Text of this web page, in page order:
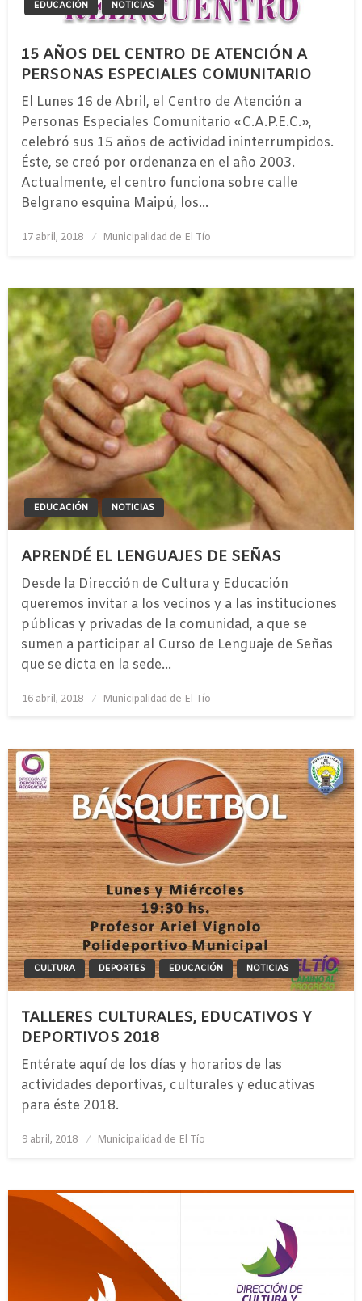
EDUCACIÓN NOTICIAS
15 AÑOS DEL CENTRO DE ATENCIÓN A
PERSONAS ESPECIALES COMUNITARIO
El Lunes 16 de Abril, el Centro de Atención a
Personas Especiales Comunitario «C.A.P.E.C.»,
celebró sus 15 años de actividad ininterrumpidos.
Éste, se creó por ordenanza en el año 2003.
Actualmente, el centro funciona sobre calle
Belgrano esquina Maipú, los…
Publicado
17 abril, 2018 Municipalidad de El Tío
EDUCACIÓN NOTICIAS
APRENDÉ EL LENGUAJES DE SEÑAS
Desde la Dirección de Cultura y Educación
queremos invitar a los vecinos y a las instituciones
públicas y privadas de la comunidad, a que se
sumen a participar al Curso de Lenguaje de Señas
que se dicta en la sede…
Publicado
16 abril, 2018 Municipalidad de El Tío
CULTURA DEPORTES EDUCACIÓN NOTICIAS
TALLERES CULTURALES, EDUCATIVOS Y
DEPORTIVOS 2018
Entérate aquí de los días y horarios de las
actividades deportivas, culturales y educativas
para éste 2018.
Publicado
9 abril, 2018 Municipalidad de El Tío